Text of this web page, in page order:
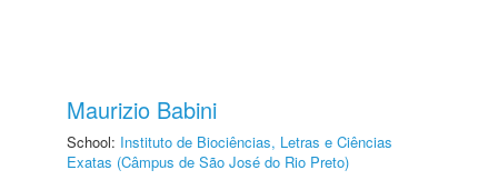
Maurizio Babini
School: Instituto de Biociências, Letras e Ciências
Exatas (Câmpus de São José do Rio Preto)